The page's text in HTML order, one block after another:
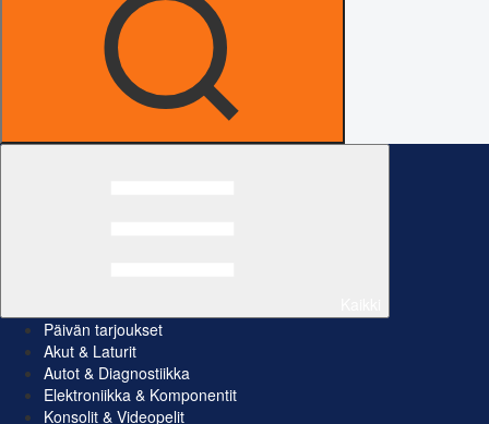
Päivän tarjoukset
Akut & Laturit
Autot & Diagnostiikka
Elektroniikka & Komponentit
Konsolit & Videopelit